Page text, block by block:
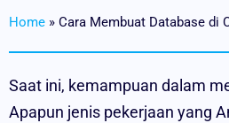
Home » Cara Membuat Database di
Saat ini, kemampuan dalam
Apapun jenis pekerjaan yang